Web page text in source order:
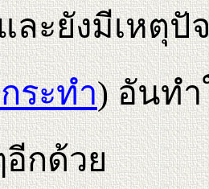
ะยังมีเหตุปั
ระทํา) อันทํา
กด้วย